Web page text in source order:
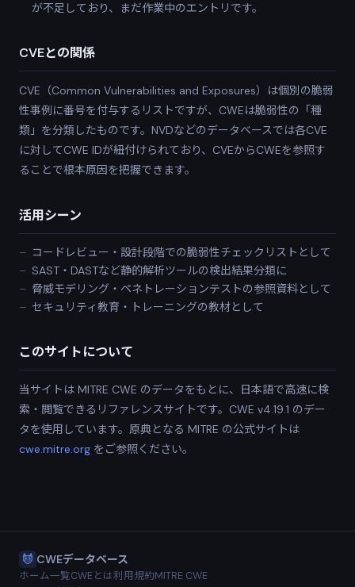
が不足しており、まだ作業中のエントリです。
CVEとの関係
CVE（Common Vulnerabilities and Exposures）は個別の脆弱
性事例に番号を付与するリストですが、CWEは脆弱性の「種
類」を分類したものです。NVDなどのデータベースでは各CVE
に対してCWE IDが紐付けられており、CVEからCWEを参照す
ることで根本原因を把握できます。
活用シーン
コードレビュー・設計段階での脆弱性チェックリストとして
SAST・DASTなど静的解析ツールの検出結果分類に
脅威モデリング・ペネトレーションテストの参照資料として
セキュリティ教育・トレーニングの教材として
このサイトについて
当サイトは MITRE CWE のデータをもとに、日本語で高速に検
索・閲覧できるリファレンスサイトです。CWE v4.19.1 のデー
タを使用しています。原典となる MITRE の公式サイトは
cwe.mitre.org をご参照ください。
CWEデータベース
ホーム一覧CWEとは利用規約MITRE CWE